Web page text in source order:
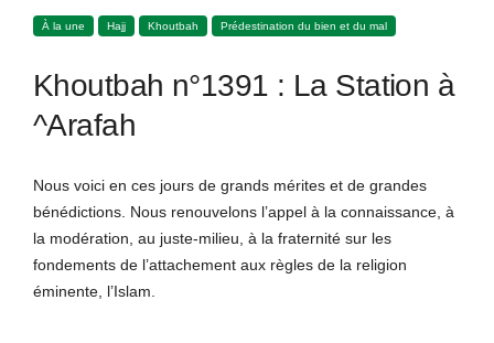
e
o
t
g
t
T
b
e
À la une Hajj Khoutbah Prédestination du bien et du mal
Khoutbah n°1391 : La Station à
^Arafah
Nous voici en ces jours de grands mérites et de grandes
bénédictions. Nous renouvelons l’appel à la connaissance, à
la modération, au juste-milieu, à la fraternité sur les
fondements de l’attachement aux règles de la religion
éminente, l’Islam.